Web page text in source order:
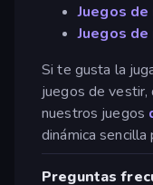
Juegos de
Juegos
Si te gusta la
juegos de vestir,
nuestros juegos
dinámica sencilla
Preguntas